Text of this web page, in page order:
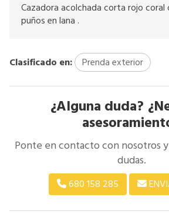
Cazadora acolchada corta rojo coral
puños en lana .
Clasificado en: Prenda exterior
¿Alguna duda?
Ponte en contacto con nosotros
dudas.
680 158 285